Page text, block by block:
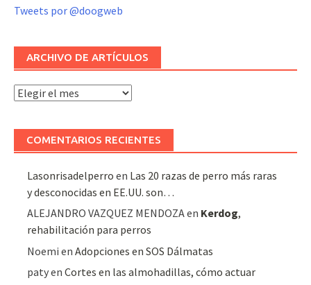
Tweets por @doogweb
ARCHIVO DE ARTÍCULOS
Archivo
COMENTARIOS RECIENTES
Lasonrisadelperro en Las 20 razas de perro más raras
y desconocidas en EE.UU. son…
ALEJANDRO VAZQUEZ MENDOZAen Kerdog,
rehabilitación para perros
Noemi enAdopciones en SOS Dálmatas
patyenCortes en las almohadillas, cómo actuar